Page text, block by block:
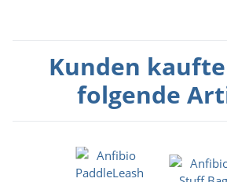
Kunden
folgende